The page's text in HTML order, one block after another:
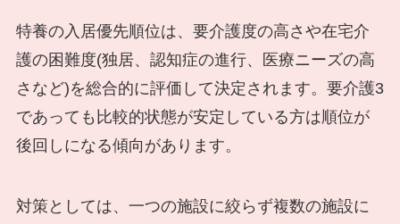
特養の入居優先順位は、要介護度の高さや在宅介
護の困難度(独居、認知症の進行、医療ニーズの高
さなど)を総合的に評価して決定されます。要介護3
であっても比較的状態が安定している方は順位が
後回しになる傾向があります。
対策としては、一つの施設に絞らず複数の施設に